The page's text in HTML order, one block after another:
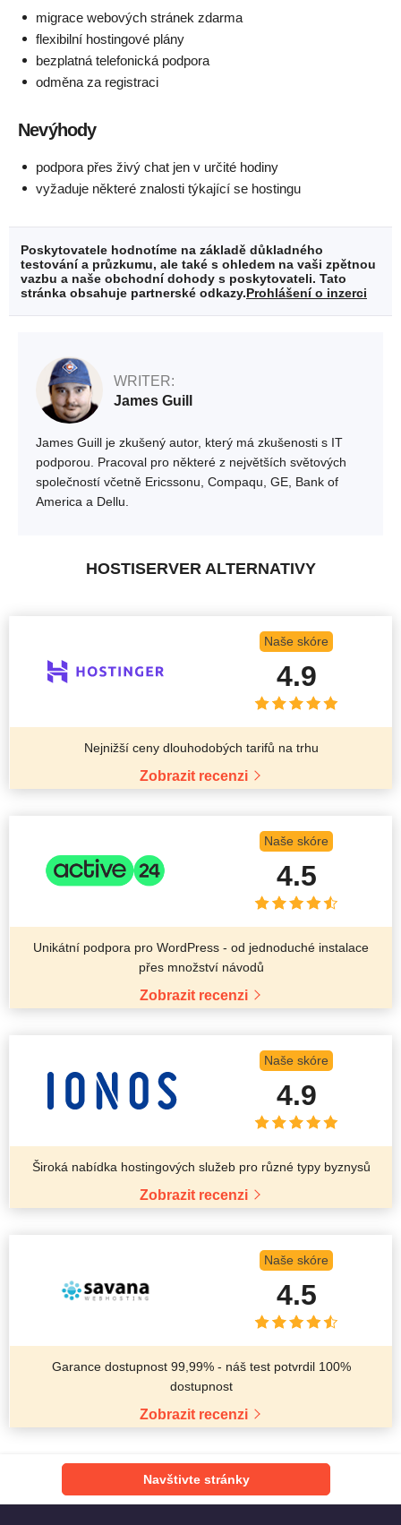
migrace webových stránek zdarma
flexibilní hostingové plány
bezplatná telefonická podpora
odměna za registraci
Nevýhody
podpora přes živý chat jen v určité hodiny
vyžaduje některé znalosti týkající se hostingu
Poskytovatele hodnotíme na základě důkladného
testování a průzkumu, ale také s ohledem na vaši zpětnou
vazbu a naše obchodní dohody s poskytovateli. Tato
stránka obsahuje partnerské odkazy.Prohlášení o inzerci
WRITER:
James Guill
James Guill je zkušený autor, který má zkušenosti s IT
podporou. Pracoval pro některé z největších světových
společností včetně Ericssonu, Compaqu, GE, Bank of
America a Dellu.
HOSTISERVER ALTERNATIVY
Naše skóre
4.9
Nejnižší ceny dlouhodobých tarifů na trhu
Zobrazit recenzi
Naše skóre
4.5
Unikátní podpora pro WordPress - od jednoduché instalace
přes množství návodů
Zobrazit recenzi
Naše skóre
4.9
Široká nabídka hostingových služeb pro různé typy byznysů
Zobrazit recenzi
Naše skóre
4.5
Garance dostupnost 99,99% - náš test potvrdil 100%
dostupnost
Zobrazit recenzi
Navštivte stránky